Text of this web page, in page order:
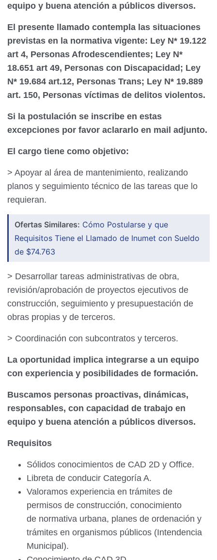
equipo y buena atención a públicos diversos.
El presente llamado contempla las situaciones
previstas en la normativa vigente: Ley N* 19.122
art 4, Personas Afrodescendientes; Ley N*
18.651 art 49, Personas con Discapacidad; Ley
N* 19.684 art.12, Personas Trans; Ley N* 19.889
art. 150, Personas víctimas de delitos violentos.
Si la postulación se inscribe en estas
excepciones por favor aclararlo en mail adjunto.
El cargo tiene como objetivo:
> Apoyar al área de mantenimiento, realizando
planos y seguimiento técnico de las tareas que lo
requieran.
Ofertas Similares: Cómo Postularse y que
Requisitos Tiene el Llamado de Inumet con Sueldo
de $74.763
> Desarrollar tareas administrativas de obra,
revisión/aprobación de proyectos ejecutivos de
construcción, seguimiento y presupuestación de
obras propias y de terceros.
> Coordinación con subcontratos y terceros.
La oportunidad implica integrarse a un equipo
con experiencia y posibilidades de formación.
Buscamos personas proactivas, dinámicas,
responsables, con capacidad de trabajo en
equipo y buena atención a públicos diversos.
Requisitos
Sólidos conocimientos de CAD 2D y Office.
Libreta de conducir Categoría A.
Valoramos experiencia en trámites de
permisos de construcción, conocimiento
de normativa urbana, planes de ordenación y
trámites en organismos públicos (Intendencia
Municipal).